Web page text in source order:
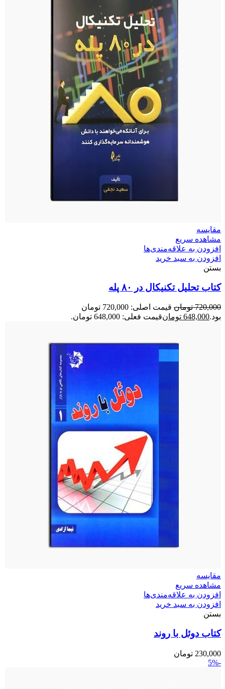
مقایسه
مشاهده سریع
افزودن به علاقه‌مندی‌ها
افزودن به سبد خرید
بستن
کتاب تحلیل تکنیکال در ۸۰ پله
720,000 تومان
قیمت اصلی: 720,000 تومان
بود.648,000 تومانقیمت فعلی: 648,000 تومان.
مقایسه
مشاهده سریع
افزودن به علاقه‌مندی‌ها
افزودن به سبد خرید
بستن
کتاب دوئل با روند
230,000 تومان
-5%